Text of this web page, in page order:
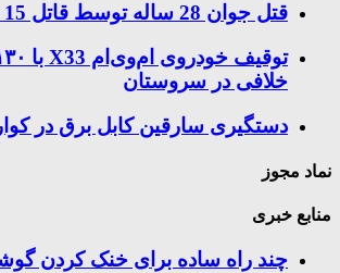
قتل جوان 28 ساله توسط قاتل 15 ساله در کازرون
خلافی در سروستان
دستگیری سارقین کابل برق در کوار
نماد مجوز
منابع خبری
چند راه‌ ساده برای خنک کردن